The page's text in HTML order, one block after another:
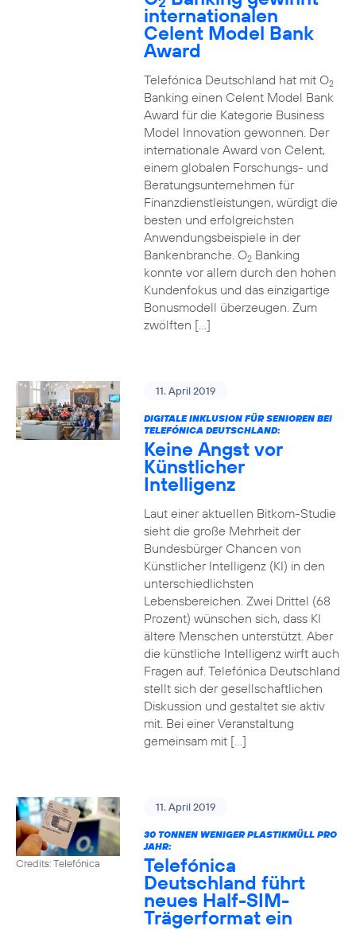
internationalen
Celent Model Bank
Award
Telefónica Deutschland hat mit O2
Banking einen Celent Model Bank
Award für die Kategorie Business
Model Innovation gewonnen. Der
internationale Award von Celent,
einem globalen Forschungs- und
Beratungsunternehmen für
Finanzdienstleistungen, würdigt die
besten und erfolgreichsten
Anwendungsbeispiele in der
Bankenbranche. O2Banking
konnte vor allem durch den hohen
Kundenfokus und das einzigartige
Bonusmodell überzeugen. Zum
zwölften […]
11. April 2019
DIGITALE INKLUSION FÜR SENIOREN BEI
TELEFÓNICA DEUTSCHLAND:
Keine Angst vor
Künstlicher
Intelligenz
Laut einer aktuellen Bitkom-Studie
sieht die große Mehrheit der
Bundesbürger Chancen von
Künstlicher Intelligenz (KI) in den
unterschiedlichsten
Lebensbereichen. Zwei Drittel (68
Prozent) wünschen sich, dass KI
ältere Menschen unterstützt. Aber
die künstliche Intelligenz wirft auch
Fragen auf. Telefónica Deutschland
stellt sich der gesellschaftlichen
Diskussion und gestaltet sie aktiv
mit. Bei einer Veranstaltung
gemeinsam mit […]
Credits: Telefónica
11. April 2019
30 TONNEN WENIGER PLASTIKMÜLL PRO
JAHR:
Telefónica
Deutschland führt
neues Half-SIM-
Trägerformat ein